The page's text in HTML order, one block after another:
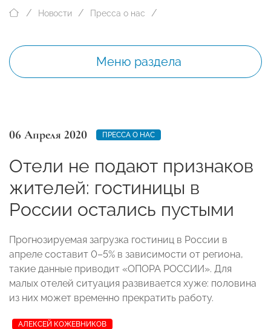
Новости Пресса о нас
Меню раздела
06 Апреля 2020 ПРЕССА О НАС
Отели не подают признаков
жителей: гостиницы в
России остались пустыми
Прогнозируемая загрузка гостиниц в России в
апреле составит 0–5% в зависимости от региона,
такие данные приводит «ОПОРА РОССИИ». Для
малых отелей ситуация развивается хуже: половина
из них может временно прекратить работу.
АЛЕКСЕЙ КОЖЕВНИКОВ